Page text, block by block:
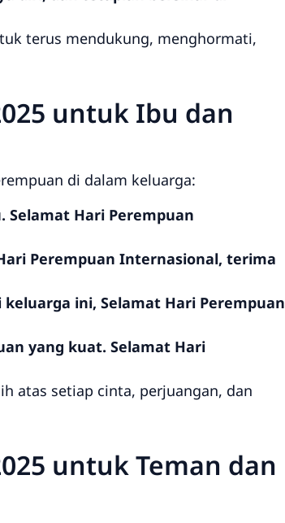
terus mendukung, menghormati,
untuk Ibu dan
di dalam keluarga:
Hari Perempuan
Perempuan Internasional, terima
ini, Selamat Hari Perempuan
yang kuat. Selamat Hari
atas setiap cinta, perjuangan, dan
untuk Teman dan